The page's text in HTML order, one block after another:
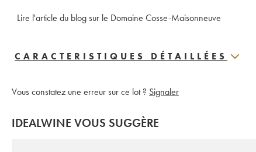
Lire l'article du blog sur le Domaine Cosse-Maisonneuve
CARACTERISTIQUES DÉTAILLÉES
Vous constatez une erreur sur ce lot ? Signaler
IDEALWINE VOUS SUGGÈRE